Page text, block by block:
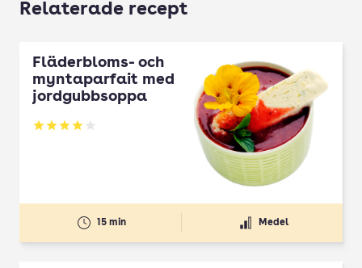
Relaterade recept
Fläderbloms- och
myntaparfait med
jordgubbsoppa
Betyg: 4 av 5
15 min Medel